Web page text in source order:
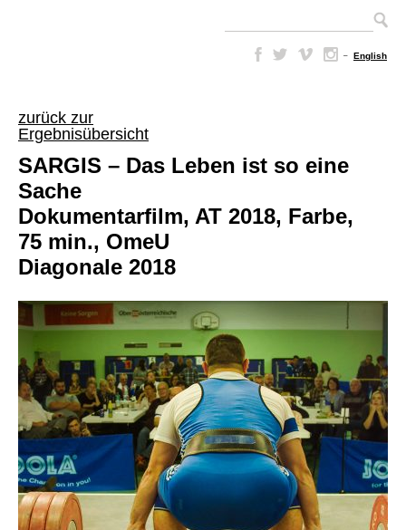
– English
zurück zur
Ergebnisübersicht
SARGIS – Das Leben ist so eine
Sache
Dokumentarfilm, AT 2018, Farbe,
75 min., OmeU
Diagonale 2018